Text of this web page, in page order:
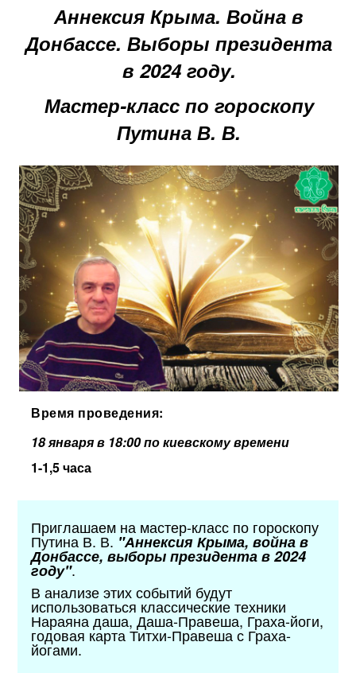
Аннексия Крыма. Война в
Донбассе. Выборы президента
в 2024 году.
Мастер-класс по гороскопу
Путина В. В.
Время проведения:
18 января в 18:00 по киевскому времени
1-1,5 часа
Приглашаем на мастер-класс по гороскопу
Путина В. В. "Аннексия Крыма, война в
Донбассе, выборы президента в 2024
году".
В анализе этих событий будут
использоваться классические техники
Нараяна даша, Даша-Правеша, Граха-йоги,
годовая карта Титхи-Правеша с Граха-
йогами.